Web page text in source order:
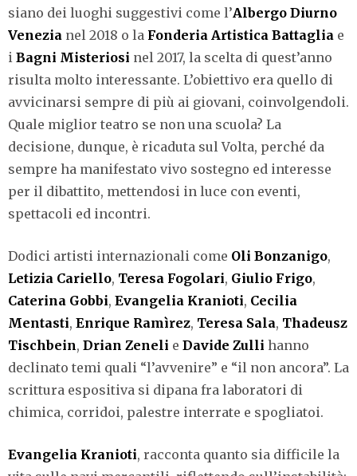
siano dei luoghi suggestivi come l’Albergo Diurno
Venezia nel 2018 o la Fonderia Artistica Battaglia e
i Bagni Misteriosi nel 2017, la scelta di quest’anno
risulta molto interessante. L’obiettivo era quello di
avvicinarsi sempre di più ai giovani, coinvolgendoli.
Quale miglior teatro se non una scuola? La
decisione, dunque, è ricaduta sul Volta, perché da
sempre ha manifestato vivo sostegno ed interesse
per il dibattito, mettendosi in luce con eventi,
spettacoli ed incontri.
Dodici artisti internazionali come Oli Bonzanigo,
Letizia Cariello, Teresa Fogolari, Giulio Frigo,
Caterina Gobbi, Evangelia Kranioti, Cecilia
Mentasti, Enrique Ramìrez, Teresa Sala, Thadeusz
Tischbein, Drian Zeneli e Davide Zulli hanno
declinato temi quali “l’avvenire” e “il non ancora”. La
scrittura espositiva si dipana fra laboratori di
chimica, corridoi, palestre interrate e spogliatoi.
Evangelia Kranioti, racconta quanto sia difficile la